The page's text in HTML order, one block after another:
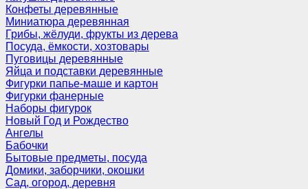
Конфеты деревянные
Миниатюра деревянная
Грибы, жёлуди, фрукты из дерева
Посуда, ёмкости, хозтовары
Пуговицы деревянные
Яйца и подставки деревянные
Фигурки папье-маше и картон
Фигурки фанерные
Наборы фигурок
Новый Год и Рождество
Ангелы
Бабочки
Бытовые предметы, посуда
Домики, заборчики, окошки
Сад, огород, деревня